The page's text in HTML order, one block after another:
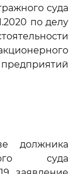
суда
по делу
должника
суда